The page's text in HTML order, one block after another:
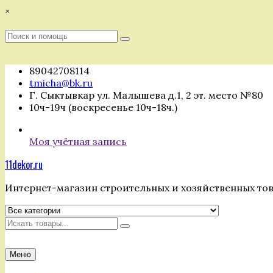
Перейти
содержимому
×
Поиск
Поиск
89042708114
tmicha@bk.ru
Г. Сыктывкар ул. Малышева д.1, 2 эт. место №80
10ч-19ч (воскресенье 10ч-18ч.)
Моя учётная запись
11dekor.ru
Интернет-магазин строительных и хозяйственных
Искать
Меню